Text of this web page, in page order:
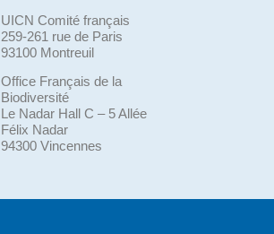
UICN Comité français
259-261 rue de Paris
93100 Montreuil
Office Français de la
Biodiversité
Le Nadar Hall C – 5 Allée
Félix Nadar
94300 Vincennes